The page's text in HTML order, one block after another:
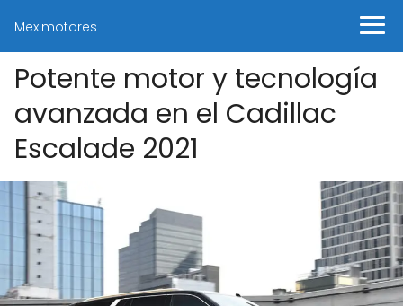
Meximotores
Potente motor y tecnología
avanzada en el Cadillac
Escalade 2021